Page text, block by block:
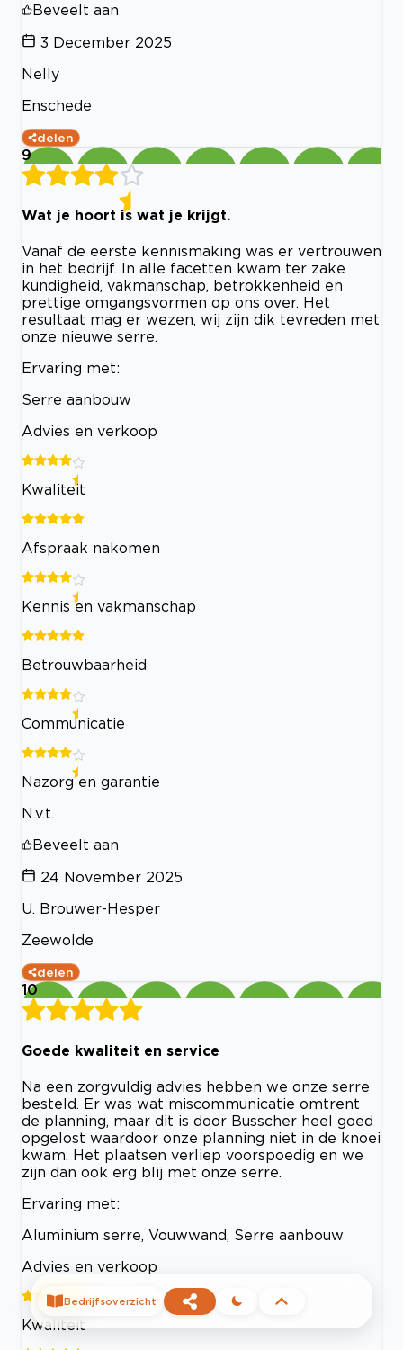
Beveelt aan
3 December 2025
Nelly
Enschede
delen
9
Wat je hoort is wat je krijgt.
Vanaf de eerste kennismaking was er vertrouwen
in het bedrijf. In alle facetten kwam ter zake
kundigheid, vakmanschap, betrokkenheid en
prettige omgangsvormen op ons over. Het
resultaat mag er wezen, wij zijn dik tevreden met
onze nieuwe serre.
Ervaring met:
Serre aanbouw
Advies en verkoop
Kwaliteit
Afspraak nakomen
Kennis en vakmanschap
Betrouwbaarheid
Communicatie
Nazorg en garantie
N.v.t.
Beveelt aan
24 November 2025
U. Brouwer-Hesper
Zeewolde
delen
10
Goede kwaliteit en service
Na een zorgvuldig advies hebben we onze serre
besteld. Er was wat miscommunicatie omtrent
de planning, maar dit is door Busscher heel goed
opgelost waardoor onze planning niet in de knoei
kwam. Het plaatsen verliep voorspoedig en we
zijn dan ook erg blij met onze serre.
Ervaring met:
Aluminium serre, Vouwwand, Serre aanbouw
Advies en verkoop
Kwaliteit
Bedrijfsoverzicht